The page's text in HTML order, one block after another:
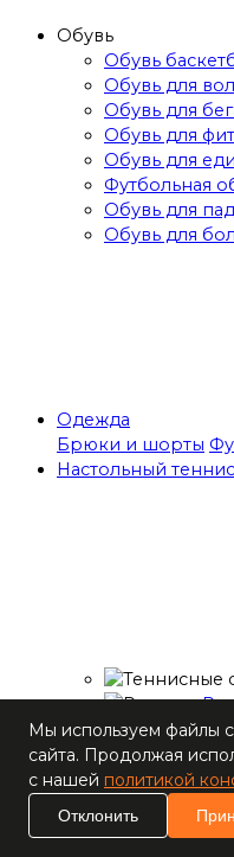
Обувь
Обувь
Обувь для
Обувь для
Обувь для
Обувь для
Футбольная
Обувь для
Обувь для
Одежда
Брюки и шорты
Настольный теннис
ракеток
ракеток
Мячи
Мы используем файлы
сайта. Продолжая
с нашей политикой
Отклонить